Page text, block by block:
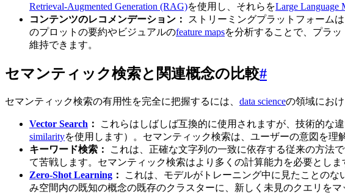
Retrieval-Augmented Generation (RAG)を使用し、それらをLarge Language
コンテンツのレコメンデーション：
ストリーミングプラットフォームは
のプロットの要約やビジュアルのfeature mapsを分析することで、プラ
維持できます。
セマンティック検索と関連概念の比較#
セマンティック検索の有用性を完全に把握するには、 data scienceの領域にお
Vector Search ： これらはしばしば互換的に使用されますが、技術的な
similarityを使用します）。セマンティック検索は、ユーザーの意図を
キーワード検索：
これは、正確な文字列の一致に依存する従来の方法
て苦戦します。セマンティック検索はより多くの計算能力を必要としま
Zero-Shot Learning ：
これは、モデルがトレーニング中に見たことの
み空間内の既知の概念の既存のクラスターに、新しく未見のクエリを